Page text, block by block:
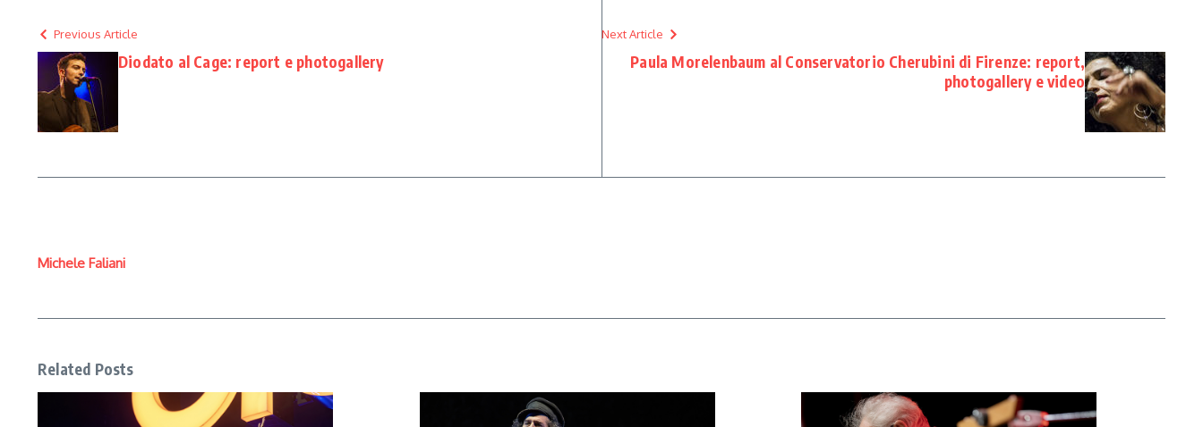
Previous Article
Diodato al Cage: report e photogallery
Next Article
Paula Morelenbaum al Conservatorio Cherubini di Firenze: report,
photogallery e video
Michele Faliani
Related Posts